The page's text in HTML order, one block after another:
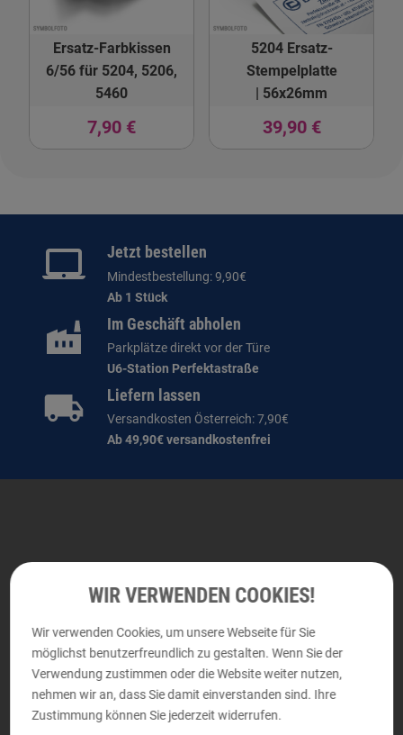
Ersatz-Farbkissen
6/56 für 5204, 5206,
5460
7,90 €
5204 Ersatz-
Stempelplatte
| 56x26mm
39,90 €
Jetzt bestellen
Mindestbestellung: 9,90€
Ab 1 Stück
Im Geschäft abholen
Parkplätze direkt vor der Türe
U6-Station Perfektastraße
Liefern lassen
Versandkosten Österreich: 7,90€
Ab 49,90€ versandkostenfrei
DRUCKRAUM
Perfektastraße 58, 1230 Wien
Montag - Donnerstag von9:00 bis 18:00
Freitag von9:00 bis 14:00
WIR VERWENDEN COOKIES!
Wir verwenden Cookies, um unsere Webseite für Sie
möglichst benutzerfreundlich zu gestalten. Wenn Sie der
Verwendung zustimmen oder die Website weiter nutzen,
nehmen wir an, dass Sie damit einverstanden sind. Ihre
Zustimmung können Sie jederzeit widerrufen.